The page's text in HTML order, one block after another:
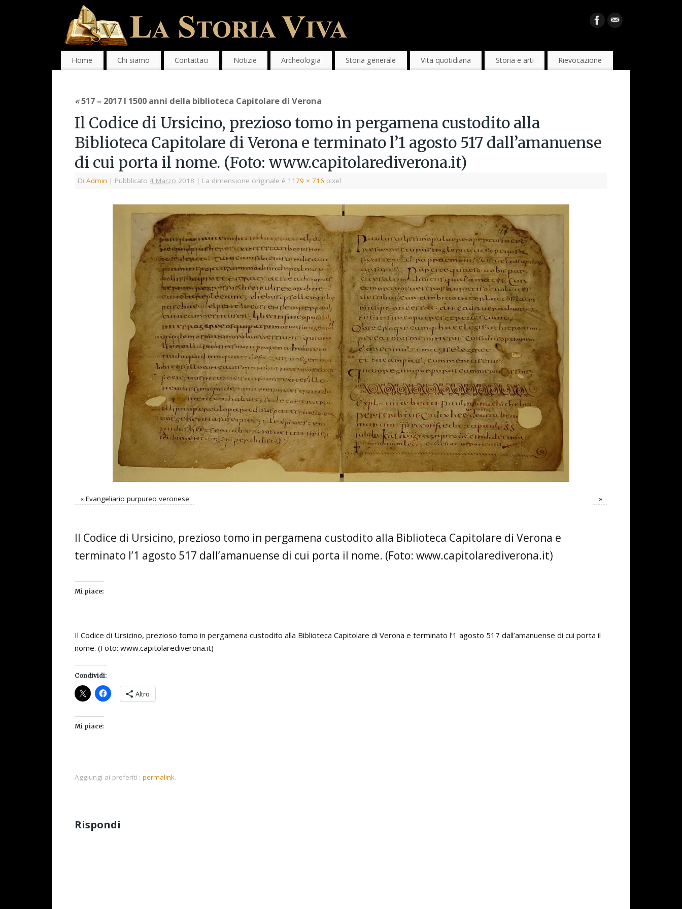
Home Chi siamo Contattaci Notizie Archeologia Storia generale Vita quotidiana Storia e arti Rievocazione
«517 – 2017 I 1500 anni della biblioteca Capitolare di Verona
Il Codice di Ursicino, prezioso tomo in pergamena custodito alla
Biblioteca Capitolare di Verona e terminato l’1 agosto 517 dall’amanuense
di cui porta il nome. (Foto: www.capitolarediverona.it)
Di Admin | Pubblicato 4 Marzo 2018 | La dimensione originale è 1179 × 716 pixel
« Evangeliario purpureo veronese »
Il Codice di Ursicino, prezioso tomo in pergamena custodito alla Biblioteca Capitolare di Verona e
terminato l’1 agosto 517 dall’amanuense di cui porta il nome. (Foto: www.capitolarediverona.it)
Mi piace:
Il Codice di Ursicino, prezioso tomo in pergamena custodito alla Biblioteca Capitolare di Verona e terminato l’1 agosto 517 dall’amanuense di cui porta il
nome. (Foto: www.capitolarediverona.it)
Condividi:
Altro
Mi piace:
Aggiungi ai preferiti : permalink.
Rispondi